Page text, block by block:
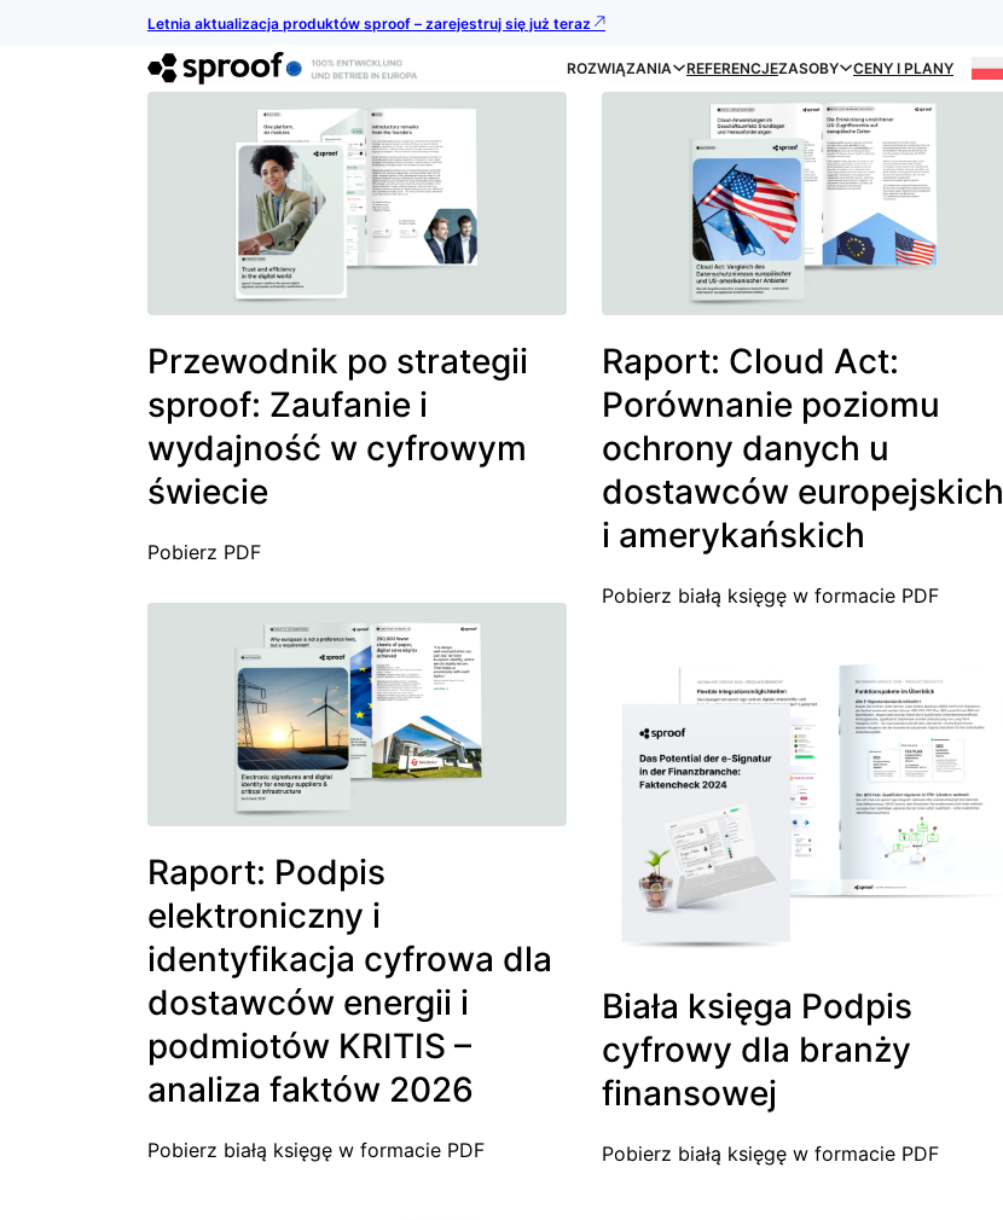
Letnia aktualizacja produktów sproof – zarejestruj się już teraz
ROZWIĄZANIA REFERENCJEZASOBY CENY I PLANY
Przewodnik po strategii
sproof: Zaufanie i
wydajność w cyfrowym
świecie
Pobierz PDF
Raport: Cloud Act:
Porównanie poziomu
ochrony danych u
dostawców europejskich
i amerykańskich
Pobierz białą księgę w formacie PDF
Raport: Podpis
elektroniczny i
identyfikacja cyfrowa dla
dostawców energii i
podmiotów KRITIS –
analiza faktów 2026
Pobierz białą księgę w formacie PDF
Biała księga Podpis
cyfrowy dla branży
finansowej
Pobierz białą księgę w formacie PDF